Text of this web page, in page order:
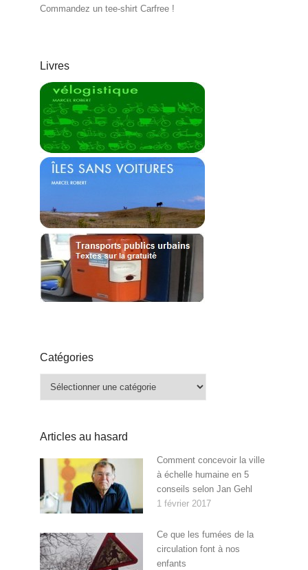
Commandez un tee-shirt Carfree !
Livres
Catégories
Catégories
Articles au hasard
Comment concevoir la ville
à échelle humaine en 5
conseils selon Jan Gehl
1 février 2017
Ce que les fumées de la
circulation font à nos
enfants